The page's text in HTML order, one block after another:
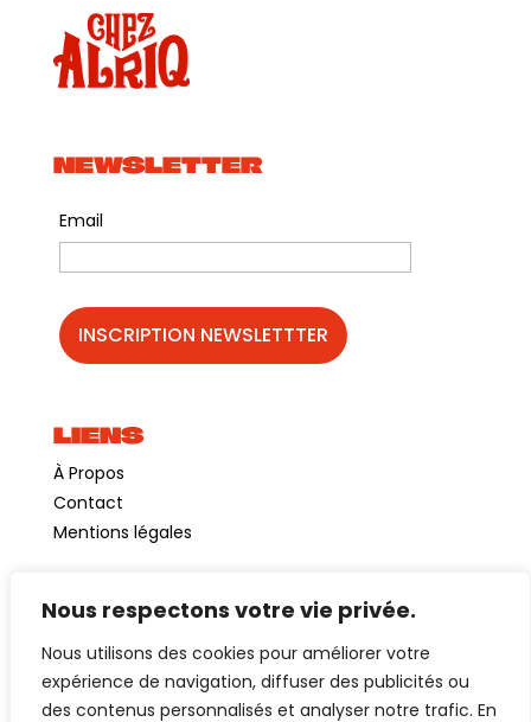
Nous respectons votre vie privée.
Nous utilisons des cookies pour améliorer votre
expérience de navigation, diffuser des publicités ou
des contenus personnalisés et analyser notre trafic. En
NEWSLETTER
Email
LIENS
À Propos
Contact
Mentions légales
©GuinguetteChezAlriq2026
Création site internetYOSOY studio